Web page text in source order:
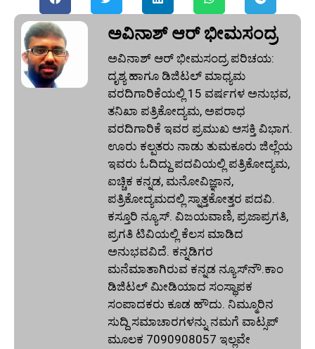
ಅವಿನಾಶ್‌ ಆರ್‌ ಭೀಮಸಂದ್ರ
ಅವಿನಾಶ್‌ ಆರ್‌ ಭೀಮಸಂದ್ರ ಪರಿಚಯ:
ದೃಶ್ಯ ಹಾಗೂ ಡಿಜಿಟಲ್ ಮಾಧ್ಯಮ
ವರದಿಗಾರಿಕೆಯಲ್ಲಿ 15 ವರ್ಷಗಳ ಅನುಭವ,
ತನಿಖಾ ಪತ್ರಿಕೋದ್ಯಮ, ಅಪರಾಧ
ವರದಿಗಾರಿಕೆ ಇವರ ಪ್ರಮುಖ ಆಸಕ್ತಿ ವಿಭಾಗ.
ಊರು ಕಲ್ಪತರು ನಾಡು ತುಮಕೂರು ಜಿಲ್ಲೆಯ
ಇವರು ಓದಿದ್ದು ಪದವಿಯಲ್ಲಿ ಪತ್ರಿಕೋದ್ಯಮ,
ಐಚ್ಚಿಕ ಕನ್ನಡ, ಮನೋವಿಜ್ಞಾನ,
ಪತ್ರಿಕೋದ್ಯಮದಲ್ಲಿ ಸ್ನಾತ್ತಕೋತ್ತರ ಪದವಿ.
ಕಸ್ತೂರಿ ನ್ಯೂಸ್‌. ವಿಜಯವಾಣಿ, ಪ್ರಜಾಪ್ರಗತಿ,
ಪ್ರಗತಿ ಟಿವಿಯಲ್ಲಿ ಕೆಲಸ ಮಾಡಿದ
ಅನುಭವವಿದೆ. ಕನ್ನಡಿಗರ
ಮನೆಮಾತಾಗಿರುವ ಕನ್ನಡ ನ್ಯೂಸ್‌ನೌ.ಕಾಂ
ಡಿಜಿಟಲ್‌ ಮೀಡಿಯಾದ ಸಂಸ್ಥಾಪಕ
ಸಂಪಾದಕರು ಕೂಡ ಹೌದು. ನಿಮ್ಮೂರಿನ
ಸುದ್ದಿ ಸಮಾಚಾರಗಳನ್ನು ನಮಗೆ ವಾಟ್ಸಪ್‌
ಮೂಲಕ 7090908057 ಇಲ್ಲವೇ